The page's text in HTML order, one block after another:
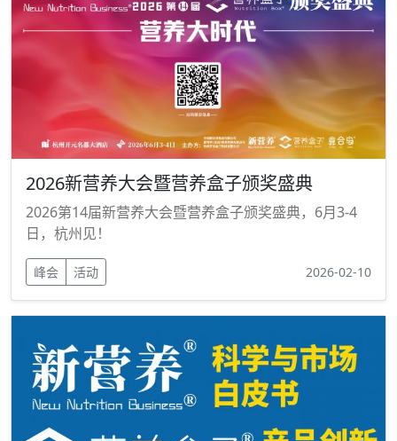
2026新营养大会暨营养盒子颁奖盛典
2026第14届新营养大会暨营养盒子颁奖盛典，6月3-4
日，杭州见！
峰会 活动 2026-02-10